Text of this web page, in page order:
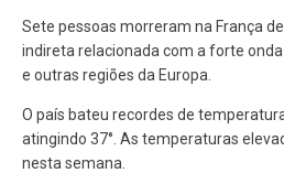
Sete pessoas morreram na França
indireta relacionada com a forte
e outras regiões da Europa.
O país bateu recordes de
atingindo 37°. As temperaturas
nesta semana.